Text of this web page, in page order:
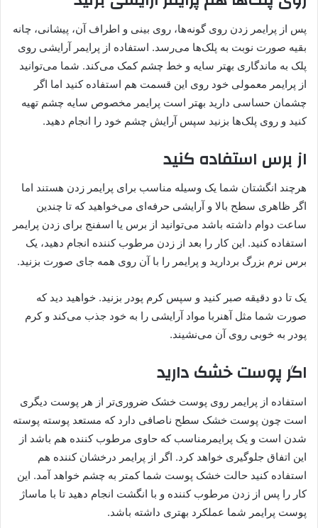
پس از پرایمر زدن روی گونه‌ها، روی بینی و اطراف آن، پیشانی، چانه
بقیه صورت نوبت به پلک‌ها می‌رسد. استفاده از پرایمر آرایشی روی
پلک به ماندگاری بهتر سایه و خط چشم کمک می‌کند. شما می‌توانید
از پرایمر معمولی خود روی این قسمت هم استفاده کنید اما اگر
چشمان حساسی دارید بهتر است پرایمر مخصوص سایه چشم تهیه
کنید و روی پلک‌ها بزنید سپس آرایش چشم خود را انجام دهید.
از برس استفاده کنید
هرچند انگشتان شما یک وسیله مناسب برای پرایمر زدن هستند اما
اگر ظاهری سطح بالا و آرایشی حرفه‌ای می‌خواهید که تا چندین
ساعت دوام داشته باشد می‌توانید از برس یا اسفنج برای زدن پرایمر
استفاده کنید. این کار را بعد از زدن مرطوب کننده انجام دهید، یک
برس نرم بزرگ بردارید و پرایمر را با آن روی همه جای صورت بزنید.
یک تا دو دقیقه صبر کنید و سپس کرم پودر بزنید. خواهید دید که
صورت شما مثل آهنربا مواد آرایشی را به خود جذب می‌کند و کرم
پودر به خوبی روی آن می‌نشیند.
اگر پوست خشک دارید
استفاده از پرایمر روی پوست خشک ضروری‌تر از هر پوست دیگری
است چون پوست خشک سطح ناصافی دارد که مستعد پوسته پوسته
شدن است و یک پرایمرمناسب که حاوی مرطوب کننده هم باشد از
این اتفاق جلوگیری خواهد کرد. اگر از پرایمر درخشان کننده هم
استفاده کنید حالت خشک پوست شما کمتر به چشم خواهد آمد. این
کار را پس از زدن مرطوب کننده و با انگشت انجام دهید تا با ماساژ
پوست پرایمر شما عملکرد بهتری داشته باشد.